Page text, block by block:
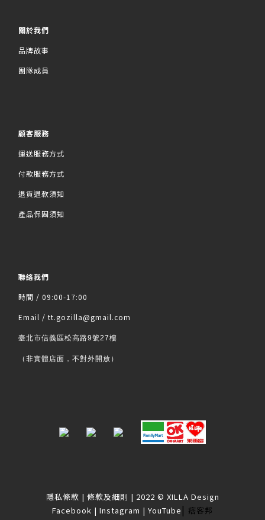
關於我們
品牌故事
團隊成員
顧客服務
運送服務方式
付款服務方式
退貨退款須知
產品保固須知
聯絡我們
時間 / 09:00-17:00
Email / tt.gozilla@gmail.com
臺北市信義區松高路9號27樓
（非實體店面，不對外開放）
隱私條款 | 條款及細則 | 2022 © XILLA Design
Facebook | Instagram | YouTube | 痞客邦